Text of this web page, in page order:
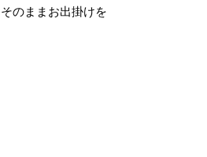
のままお出掛けを